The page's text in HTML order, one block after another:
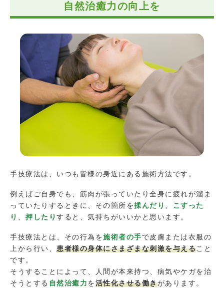
自然治癒力の向上を
手技療法は、いつも皆様の身近にある施術方法です。
例えばご自身でも、筋肉が張っていたり全身に疲れが溜ま
っていたりするときに、その箇所を揉んだり
こすった
り
押したり すると、気持ちがいいかと思います。
手技療法とは、その行為を施術者の手で皮膚または衣服の
上から行い、 患者様の身体にさまざまな刺激を与えること
です。
そうすることによって、人間が本来持つ、病気やケガを治
そうとする 自然治癒力を活性化させる働きがあります。